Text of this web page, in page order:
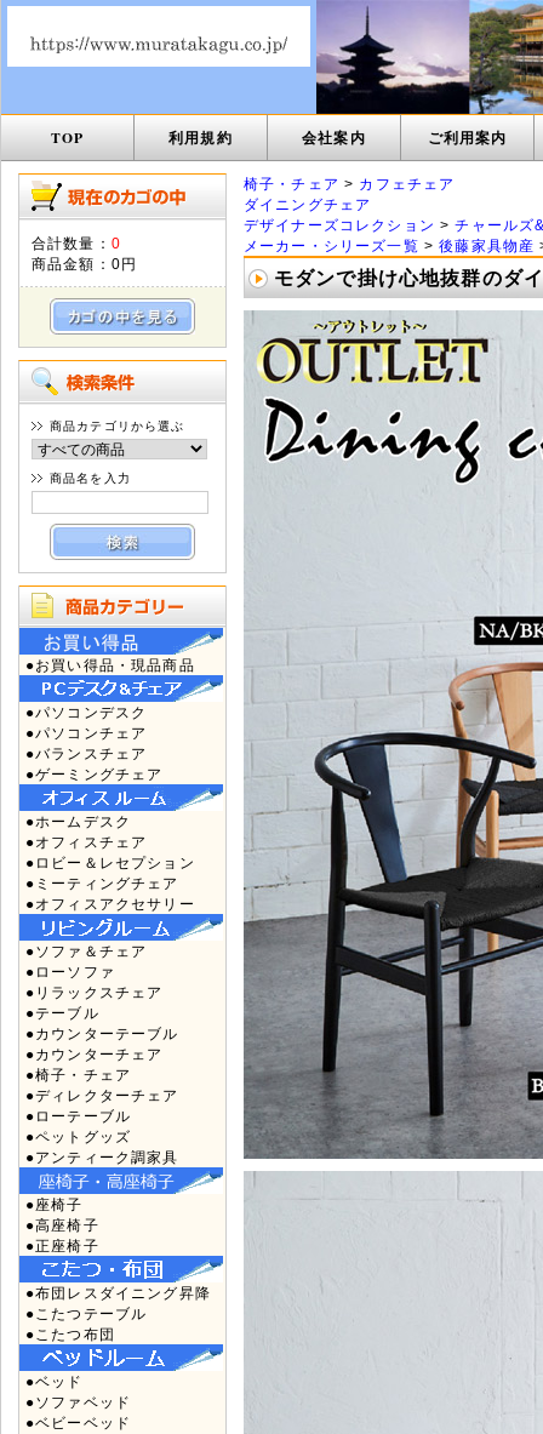
TOP 利用規約 会社案内 ご利用案内
合計数量： 0
商品金額： 0円
商品カテゴリから選ぶ
商品名を入力
●お買い得品・現品商品
●パソコンデスク
●パソコンチェア
●バランスチェア
●ゲーミングチェア
●ホームデスク
●オフィスチェア
●ロビー＆レセプション
●ミーティングチェア
●オフィスアクセサリー
●ソファ＆チェア
●ローソファ
●リラックスチェア
●テーブル
●カウンターテーブル
●カウンターチェア
●椅子・チェア
●ディレクターチェア
●ローテーブル
●ペットグッズ
●アンティーク調家具
●座椅子
●高座椅子
●正座椅子
●布団レスダイニング昇降
●こたつテーブル
●こたつ布団
●ベッド
●ソファベッド
●ベビーベッド
椅子・チェア > カフェチェア
ダイニングチェア
デザイナーズコレクション >チャールズ
メーカー・シリーズ一覧 >後藤家具物産
モダンで掛け心地抜群のダ